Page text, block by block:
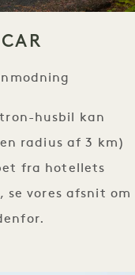
husbil kan
radius af 3 km)
fra hotellets
se vores afsnit om